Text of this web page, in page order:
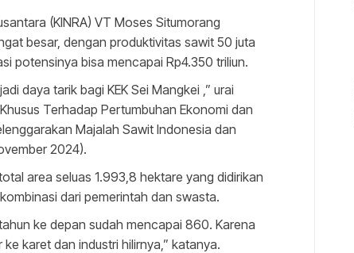
(KINRA) VT Moses Situmorang
besar, dengan produktivitas sawit 50 juta
potensinya bisa mencapai Rp4.350 triliun.
daya tarik bagi KEK Sei Mangkei ,” urai
Terhadap Pertumbuhan Ekonomi dan
Majalah Sawit Indonesia dan
2024).
area seluas 1.993,8 hektare yang didirikan
dari pemerintah dan swasta.
ke depan sudah mencapai 860. Karena
karet dan industri hilirnya,” katanya.